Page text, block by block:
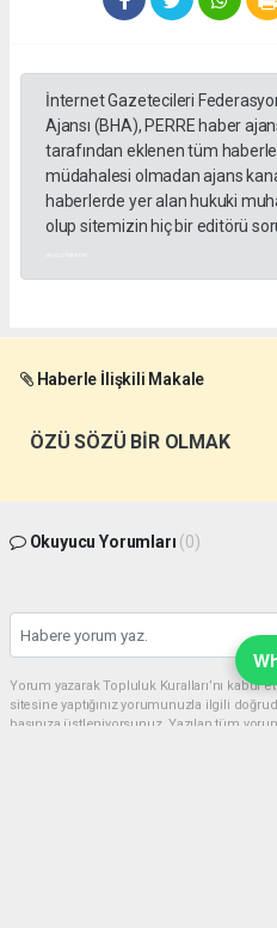
İnternet Gazetecileri
Ajansı (BHA), PERRE haber
tarafından eklenen tüm
müdahalesi olmadan ajans
haberlerde yer alan hukuki
olup sitemizin hiç bir editörü
Haberle İlişkili Makale
ÖZÜ SÖZÜ BİR OLMAK
Okuyucu Yorumları (0)
Yorum yazarak Topluluk Kuralları’nı kabul
sitesine yaptığınız yorumunuzla ilgili
başınıza üstleniyorsunuz. Yazılan tüm